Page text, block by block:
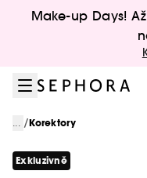
Přejít na hlavní
Make-up Days! Až
... /Korektory
Exkluzivně